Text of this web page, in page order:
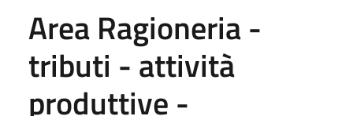
Area Ragioneria -
tributi - attività
produttive -